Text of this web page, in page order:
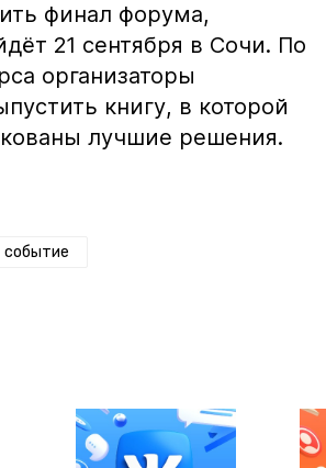
финал форума,
21 сентября в Сочи. По
организаторы
книгу, в которой
лучшие решения.
событие